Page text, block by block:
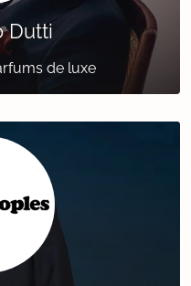
Dutti
de luxe